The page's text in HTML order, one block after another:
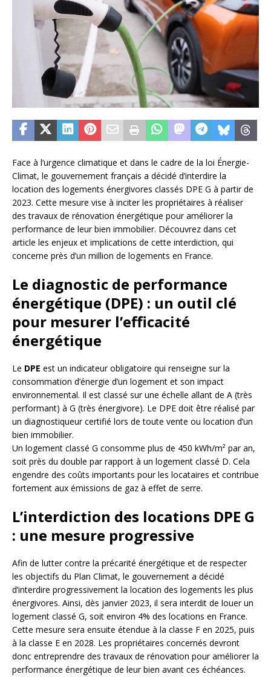
Face à l’urgence climatique et dans le cadre de la loi Énergie-
Climat, le gouvernement français a décidé d’interdire la
location des logements énergivores classés DPE G à partir de
2023. Cette mesure vise à inciter les propriétaires à réaliser
des travaux de rénovation énergétique pour améliorer la
performance de leur bien immobilier. Découvrez dans cet
article les enjeux et implications de cette interdiction, qui
concerne près d’un million de logements en France.
Le diagnostic de performance
énergétique (DPE) : un outil clé
pour mesurer l’efficacité
énergétique
Le DPE est un indicateur obligatoire qui renseigne sur la
consommation d’énergie d’un logement et son impact
environnemental. Il est classé sur une échelle allant de A (très
performant) à G (très énergivore). Le DPE doit être réalisé par
un diagnostiqueur certifié lors de toute vente ou location d’un
bien immobilier.
Un logement classé G consomme plus de 450 kWh/m² par an,
soit près du double par rapport à un logement classé D. Cela
engendre des coûts importants pour les locataires et contribue
fortement aux émissions de gaz à effet de serre.
L’interdiction des locations DPE G
: une mesure progressive
Afin de lutter contre la précarité énergétique et de respecter
les objectifs du Plan Climat, le gouvernement a décidé
d’interdire progressivement la location des logements les plus
énergivores. Ainsi, dès janvier 2023, il sera interdit de louer un
logement classé G, soit environ 4% des locations en France.
Cette mesure sera ensuite étendue à la classe F en 2025, puis
à la classe E en 2028. Les propriétaires concernés devront
donc entreprendre des travaux de rénovation pour améliorer la
performance énergétique de leur bien avant ces échéances.